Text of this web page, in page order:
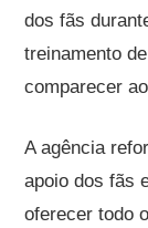
dos fãs
treinamento
comparecer
A agência
apoio dos fãs
oferecer todo